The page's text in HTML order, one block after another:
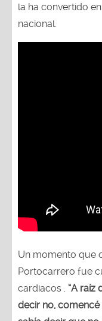
la ha convertido
nacional.
Un momento que
Portocarrero fue
cardiacos . “A raíz
decir no,